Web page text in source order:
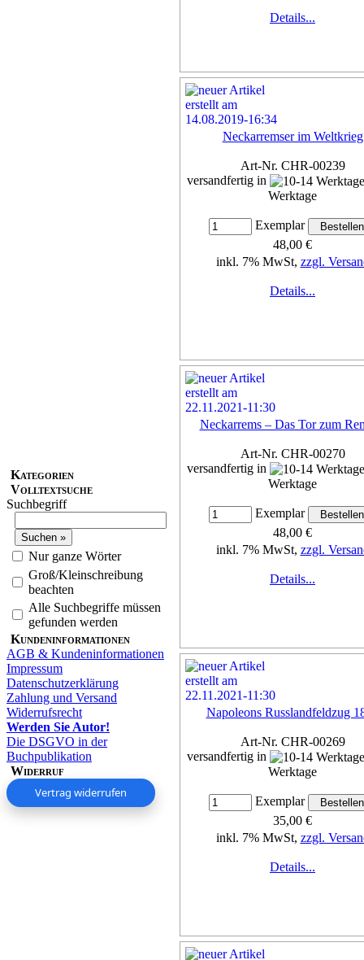
Kategorien
Volltextsuche
Suchbegriff
Nur ganze Wörter
Groß/Kleinschreibung
beachten
Alle Suchbegriffe müssen
gefunden werden
Kundeninformationen
AGB & Kundeninformationen
Impressum
Datenschutzerklärung
Zahlung und Versand
Widerrufsrecht
Werden Sie Autor!
Die DSGVO in der
Buchpublikation
Widerruf
Vertrag widerrufen
Details...
Neckarremser im Weltkrieg
Art-Nr. CHR-00239
versandfertig in
Werktage
Exemplar
48,00 €
inkl. 7% MwSt, zzgl.
Details...
Neckarrems – Das Tor zum
Art-Nr. CHR-00270
versandfertig in
Werktage
Exemplar
48,00 €
inkl. 7% MwSt, zzgl.
Details...
Napoleons Russlandfeldzug
Art-Nr. CHR-00269
versandfertig in
Werktage
Exemplar
35,00 €
inkl. 7% MwSt, zzgl.
Details...